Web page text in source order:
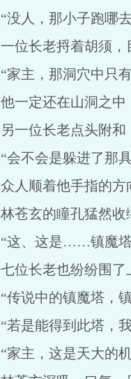
“没人，那小子跑哪
一位长老捋着胡须，
“家主，那洞穴中只
他一定还在山洞之中
另一位长老点头附和
“会不会是躲进了那
众人顺着他手指的方
林苍玄的瞳孔猛然收
“这、这是……镇魔
七位长老也纷纷围了
“传说中的镇魔塔，
“若是能得到此塔，
“家主，这是天大的